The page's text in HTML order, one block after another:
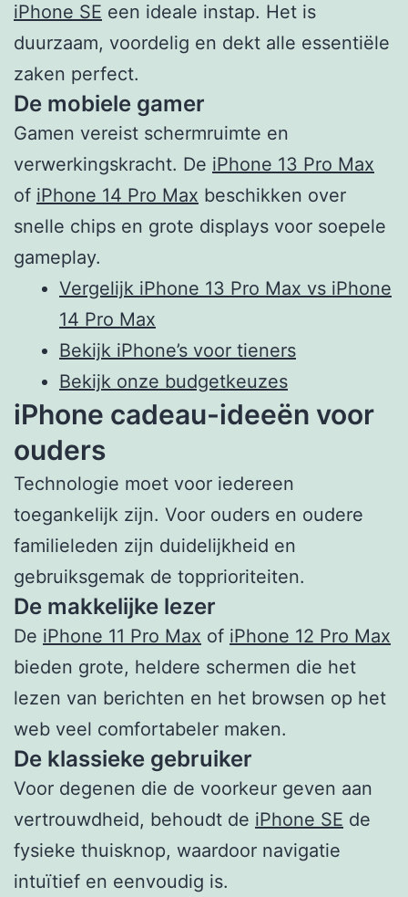
iPhone SE een ideale instap. Het is
duurzaam, voordelig en dekt alle essentiële
zaken perfect.
De mobiele gamer
Gamen vereist schermruimte en
verwerkingskracht. De iPhone 13 Pro Max
of iPhone 14 Pro Max beschikken over
snelle chips en grote displays voor soepele
gameplay.
Vergelijk iPhone 13 Pro Max vs iPhone
14 Pro Max
Bekijk iPhone’s voor tieners
Bekijk onze budgetkeuzes
iPhone cadeau-ideeën voor
ouders
Technologie moet voor iedereen
toegankelijk zijn. Voor ouders en oudere
familieleden zijn duidelijkheid en
gebruiksgemak de topprioriteiten.
De makkelijke lezer
De iPhone 11 Pro Max of iPhone 12 Pro Max
bieden grote, heldere schermen die het
lezen van berichten en het browsen op het
web veel comfortabeler maken.
De klassieke gebruiker
Voor degenen die de voorkeur geven aan
vertrouwdheid, behoudt de iPhone SE de
fysieke thuisknop, waardoor navigatie
intuïtief en eenvoudig is.